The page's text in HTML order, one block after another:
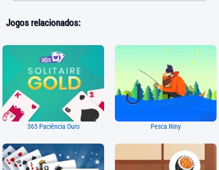
Jogos relacionados:
365 Paciência Ouro Pesca Niny